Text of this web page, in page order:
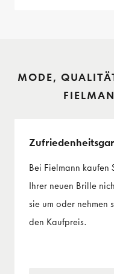
MODE,
Bei Fielmann kaufen
Ihrer neuen Brille
sie um oder nehmen
den Kaufpreis.